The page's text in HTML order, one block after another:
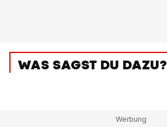
WAS SAGST DU DAZU?